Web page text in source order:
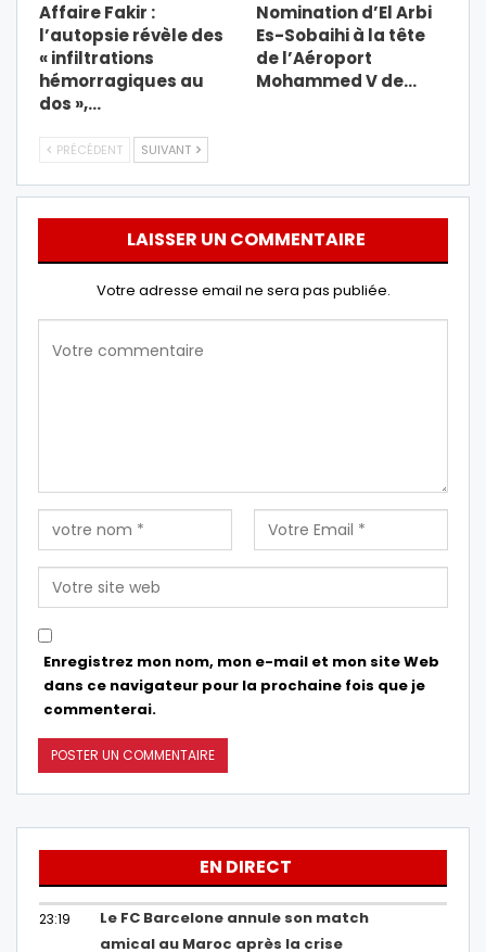
Affaire Fakir :
l’autopsie révèle des
« infiltrations
hémorragiques au
dos »,…
Nomination d’El Arbi
Es-Sobaihi à la tête
de l’Aéroport
Mohammed V de…
PRÉCÉDENT SUIVANT
LAISSER UN COMMENTAIRE
Votre adresse email ne sera pas publiée.
Enregistrez mon nom, mon e-mail et mon site Web
dans ce navigateur pour la prochaine fois que je
commenterai.
EN DIRECT
23:19
Le FC Barcelone annule son match
amical au Maroc après la crise